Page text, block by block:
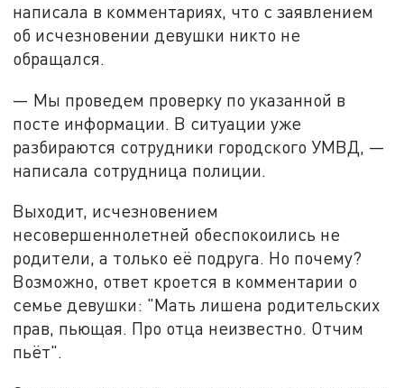
написала в комментариях, что с заявлением
об исчезновении девушки никто не
обращался.
— Мы проведем проверку по указанной в
посте информации. В ситуации уже
разбираются сотрудники городского УМВД, —
написала сотрудница полиции.
Выходит, исчезновением
несовершеннолетней обеспокоились не
родители, а только её подруга. Но почему?
Возможно, ответ кроется в комментарии о
семье девушки: "Мать лишена родительских
прав, пьющая. Про отца неизвестно. Отчим
пьёт".